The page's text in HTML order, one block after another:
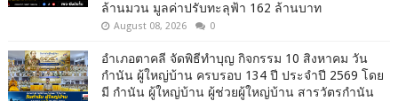
ล้านมวน มูลค่าปรับทะลุฟ้า 162 ล้านบาท
August 08, 2026 0
อำเภอตาคลี จัดพิธีทำบุญ กิจกรรม 10 สิงหาคม วัน
กำนัน ผู้ใหญ่บ้าน ครบรอบ 134 ปี ประจำปี 2569 โดย
มี กำนัน ผู้ใหญ่บ้าน ผู้ช่วยผู้ใหญ่บ้าน สารวัตรกำนัน